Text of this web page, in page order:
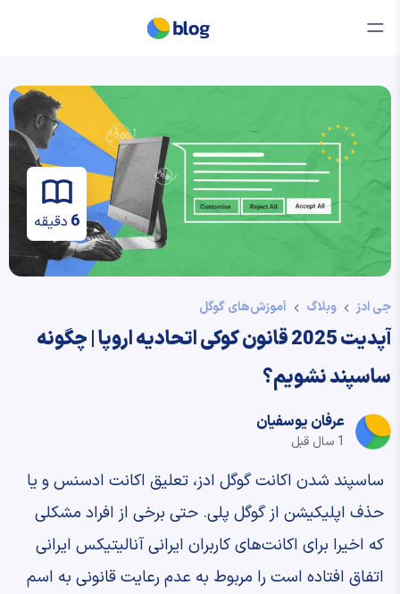
6 دقیقه
جی ادز وبلاگ آموزش‌های گوگل
آپدیت 2025 قانون کوکی اتحادیه اروپا | چگونه
ساسپند نشویم؟
عرفان یوسفیان
1 سال قبل
ساسپند شدن اکانت گوگل ادز،‌ تعلیق اکانت ادسنس و یا
حذف اپلیکیشن از گوگل پلی. حتی برخی از افراد مشکلی
که اخیرا برای اکانت‌های کاربران ایرانی آنالیتیکس ایرانی
اتفاق افتاده است را مربوط به عدم رعایت قانونی به اسم